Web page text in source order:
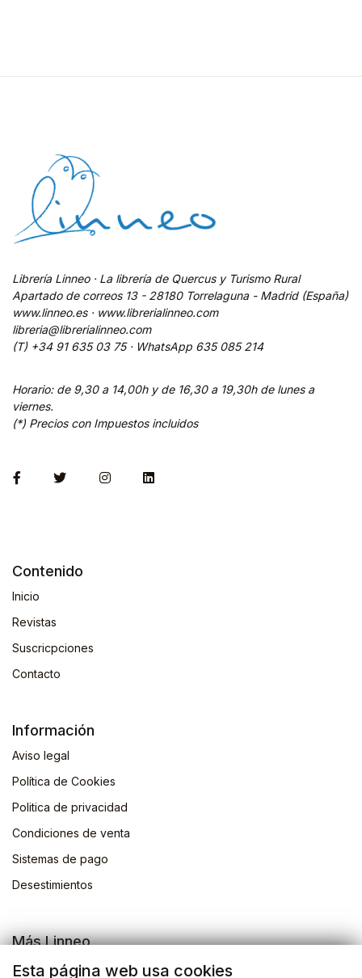
Librería Linneo · La librería de Quercus y Turismo Rural
Apartado de correos 13 - 28180 Torrelaguna - Madrid (España)
www.linneo.es · www.librerialinneo.com
libreria@librerialinneo.com
(T) +34 91 635 03 75 · WhatsApp 635 085 214
Horario: de 9,30 a 14,00h y de 16,30 a 19,30h de lunes a
viernes.
(*) Precios con Impuestos incluidos
Contenido
Inicio
Revistas
Suscricpciones
Contacto
Información
Aviso legal
Política de Cookies
Politica de privacidad
Condiciones de venta
Sistemas de pago
Desestimientos
Más Linneo
Blog
Esta página web usa cookies